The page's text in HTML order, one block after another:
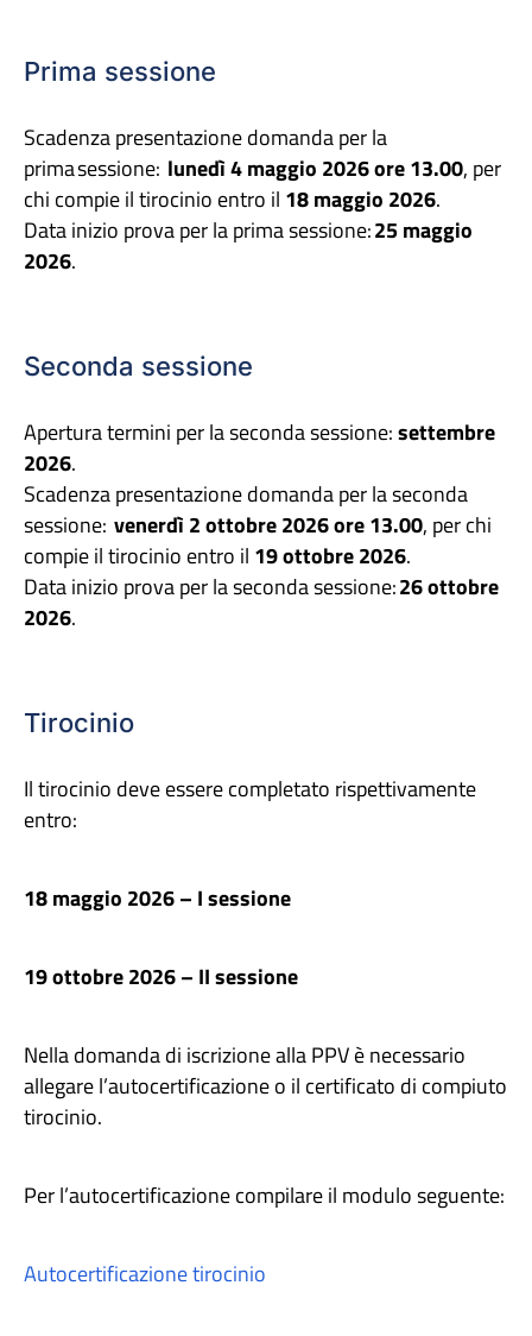
Prima sessione
Scadenza presentazione domanda per la
prima sessione: lunedì 4 maggio 2026 ore 13.00, per
chi compie il tirocinio entro il 18 maggio 2026.
Data inizio prova per la prima sessione:25 maggio
2026.
Seconda sessione
Apertura termini per la seconda sessione:settembre
2026.
Scadenza presentazione domanda per la seconda
sessione: venerdì 2 ottobre 2026 ore 13.00, per chi
compie il tirocinio entro il 19 ottobre 2026.
Data inizio prova per la seconda sessione:26 ottobre
2026.
Tirocinio
Il tirocinio deve essere completato rispettivamente
entro:
18 maggio 2026 – I sessione
19 ottobre 2026 – II sessione
Nella domanda di iscrizione alla PPV è necessario
allegare l’autocertificazione o il certificato di compiuto
tirocinio.
Per l’autocertificazione compilare il modulo seguente:
Autocertificazione tirocinio